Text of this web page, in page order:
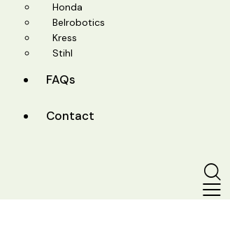
Honda
Belrobotics
Kress
Stihl
FAQs
Contact